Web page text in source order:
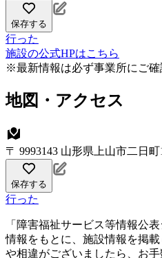
保存する
行った
施設の公式HPはこちら
※最新情報は必ず事業所にご確
地図・アクセス
〒 9993143 山形県上山市二日
保存する
行った
「障害福祉サービス等情報公
情報をもとに、施設情報を掲
や相違がございましたら、お